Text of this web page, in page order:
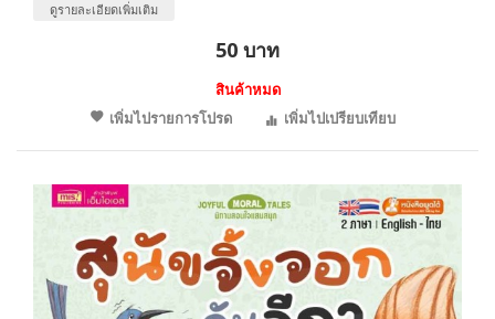
ดูรายละเอียดเพิ่มเติม
50 บาท
สินค้าหมด
เพิ่มไปรายการโปรด
เพิ่มไปเปรียบเทียบ